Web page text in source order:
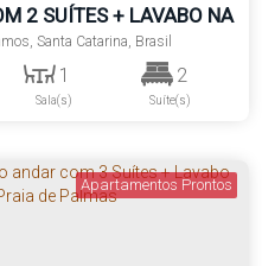
2 SUÍTES + LAVABO NA
| PRAIA DE PALMAS
, Santa Catarina, Brasil
1
Sala(s)
2
Suíte(s)
Apartamentos Prontos